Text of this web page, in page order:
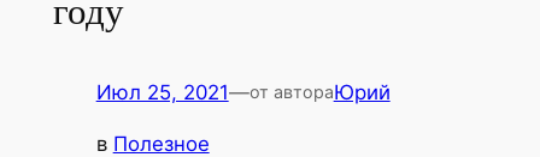
году
Июл 25, 2021—от автораЮрий
в Полезное